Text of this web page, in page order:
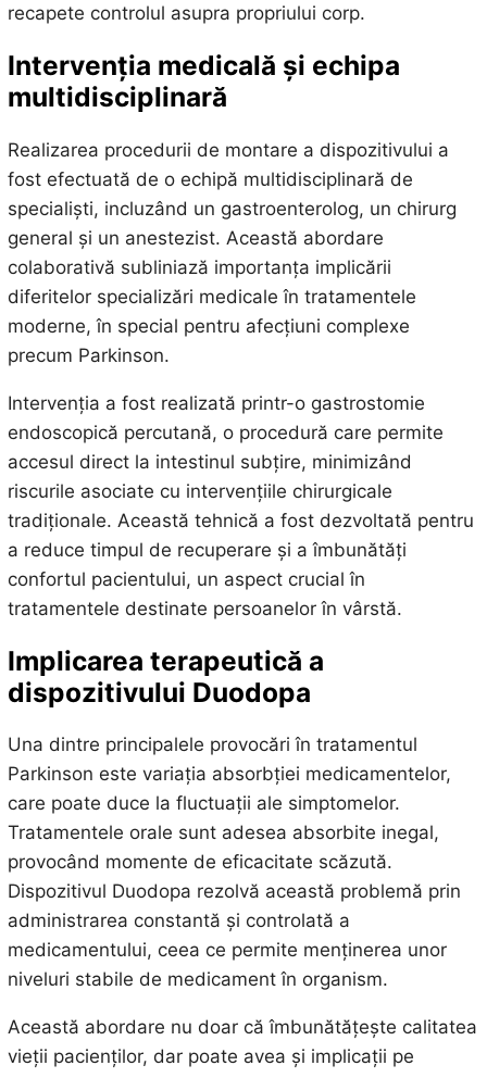
recapete controlul asupra propriului corp.
Intervenția medicală și echipa
multidisciplinară
Realizarea procedurii de montare a dispozitivului a
fost efectuată de o echipă multidisciplinară de
specialiști, incluzând un gastroenterolog, un chirurg
general și un anestezist. Această abordare
colaborativă subliniază importanța implicării
diferitelor specializări medicale în tratamentele
moderne, în special pentru afecțiuni complexe
precum Parkinson.
Intervenția a fost realizată printr-o gastrostomie
endoscopică percutană, o procedură care permite
accesul direct la intestinul subțire, minimizând
riscurile asociate cu intervențiile chirurgicale
tradiționale. Această tehnică a fost dezvoltată pentru
a reduce timpul de recuperare și a îmbunătăți
confortul pacientului, un aspect crucial în
tratamentele destinate persoanelor în vârstă.
Implicarea terapeutică a
dispozitivului Duodopa
Una dintre principalele provocări în tratamentul
Parkinson este variația absorbției medicamentelor,
care poate duce la fluctuații ale simptomelor.
Tratamentele orale sunt adesea absorbite inegal,
provocând momente de eficacitate scăzută.
Dispozitivul Duodopa rezolvă această problemă prin
administrarea constantă și controlată a
medicamentului, ceea ce permite menținerea unor
niveluri stabile de medicament în organism.
Această abordare nu doar că îmbunătățește calitatea
vieții pacienților, dar poate avea și implicații pe